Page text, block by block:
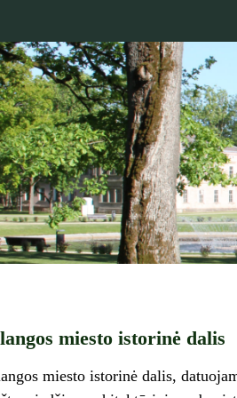
miesto istorinė dalis
miesto istorinė dalis,